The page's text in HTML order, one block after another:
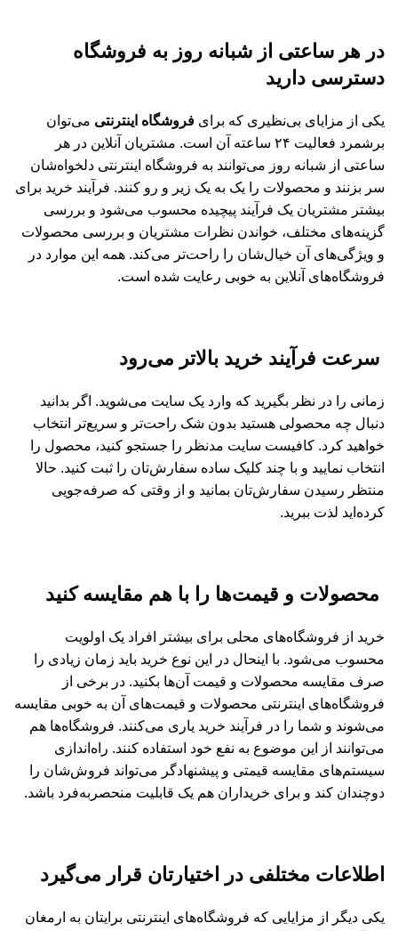
در هر ساعتی از شبانه روز به فروشگاه
دسترسی دارید
یکی از مزایای بی‌نظیری که برای فروشگاه اینترنتی می‌توان
برشمرد فعالیت ۲۴ ساعته آن است. مشتریان آنلاین در هر
ساعتی از شبانه روز می‌توانند به فروشگاه اینترنتی دلخواه‌شان
سر بزنند و محصولات را یک به یک زیر و رو کنند. فرآیند خرید برای
بیشتر مشتریان یک فرآیند پیچیده محسوب می‌شود و بررسی
گزینه‌های مختلف، خواندن نظرات مشتریان و بررسی محصولات
و ویژگی‌های آن خیال‌شان را راحت‌تر می‌کند. همه این موارد در
فروشگاه‌های آنلاین به خوبی رعایت شده است.
سرعت فرآیند خرید بالاتر می‌رود
زمانی را در نظر بگیرید که وارد یک سایت می‌شوید. اگر بدانید
دنبال چه محصولی هستید بدون شک راحت‌تر و سریع‌تر انتخاب
خواهید کرد. کافیست سایت مدنظر را جستجو کنید، محصول را
انتخاب نمایید و با چند کلیک ساده سفارش‌تان را ثبت کنید. حالا
منتظر رسیدن سفارش‌تان بمانید و از وقتی که صرفه‌جویی
کرده‌اید لذت ببرید.
محصولات و قیمت‌ها را با هم مقایسه کنید
خرید از فروشگاه‌های محلی برای بیشتر افراد یک اولویت
محسوب می‌شود. با اینحال در این نوع خرید باید زمان زیادی را
صرف مقایسه محصولات و قیمت آن‌ها بکنید. در برخی از
فروشگاه‌های اینترنتی محصولات و قیمت‌های آن به خوبی مقایسه
می‌شوند و شما را در فرآیند خرید یاری می‌کنند. فروشگاه‌ها هم
می‌توانند از این موضوع به نفع خود استفاده کنند. راه‌اندازی
سیستم‌های مقایسه قیمتی و پیشنهادگر می‌تواند فروش‌شان را
دوچندان کند و برای خریداران هم یک قابلیت منحصربه‌فرد باشد.
اطلاعات مختلفی در اختیارتان قرار می‌گیرد
یکی دیگر از مزایایی که فروشگاه‌های اینترنتی برایتان به ارمغان